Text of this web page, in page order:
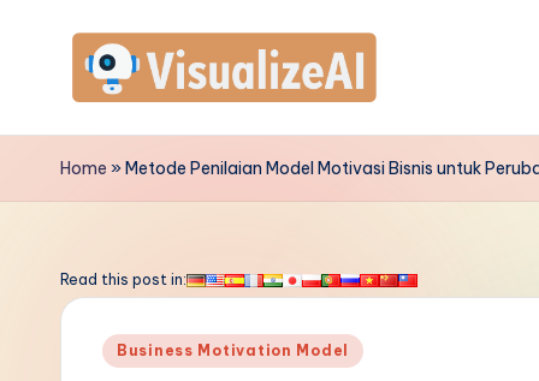
contentV
is
a
Home »Metode Penilaian Model Motivasi Bisnis untuk
Read this post in:
Posted
Business Motivation Model